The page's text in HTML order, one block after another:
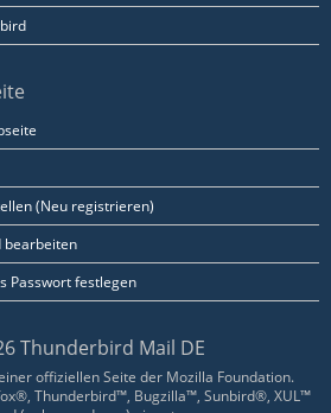
(Neu registrieren)
bearbeiten
Passwort festlegen
Thunderbird Mail DE
offiziellen Seite der Mozilla Foundation.
Thunderbird™, Bugzilla™, Sunbird®, XUL™